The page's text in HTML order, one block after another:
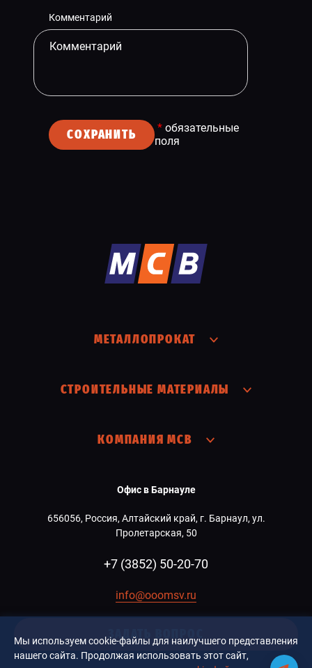
Комментарий
СОХРАНИТЬ * обязательные
поля
МЕТАЛЛОПРОКАТ
СТРОИТЕЛЬНЫЕ МАТЕРИАЛЫ
КОМПАНИЯ МСВ
Офис в Барнауле
656056, Россия, Алтайский край, г. Барнаул, ул.
Пролетарская, 50
+7 (3852) 50-20-70
info@ooomsv.ru
ЗАДАТЬ ВОПРОС
Мы используем cookie-файлы для наилучшего представления
нашего сайта. Продолжая использовать этот сайт,